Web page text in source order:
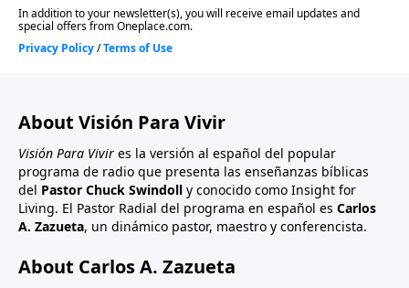
About Visión Para Vivir
Visión Para Vivir es la versión al español del popular
programa de radio que presenta las enseñanzas bíblicas
del Pastor Chuck Swindoll y conocido como Insight for
Living. El Pastor Radial del programa en español es Carlos
A. Zazueta, un dinámico pastor, maestro y conferencista.
About Carlos A. Zazueta